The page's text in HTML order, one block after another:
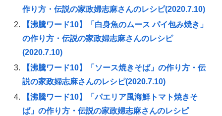
作り方・伝説の家政婦志麻さんのレシピ(2020.7.10)
【沸騰ワード10】「白身魚のムース パイ包み焼き」
の作り方・伝説の家政婦志麻さんのレシピ
(2020.7.10)
【沸騰ワード10】「ソース焼きそば」の作り方・伝
説の家政婦志麻さんのレシピ(2020.7.10)
【沸騰ワード10】「パエリア風海鮮トマト焼きそ
ば」の作り方・伝説の家政婦志麻さんのレシピ